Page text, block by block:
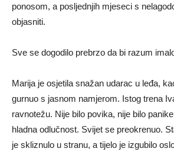
ponosom, a posljednjih mjeseci s
objasniti.
Sve se dogodilo prebrzo da bi razum
Marija je osjetila snažan udarac u leđa,
gurnuo s jasnom namjerom. Istog trena
ravnotežu. Nije bilo povika, nije bilo
hladna odlučnost. Svijet se preokrenuo.
je skliznulo u stranu, a tijelo je izgubilo